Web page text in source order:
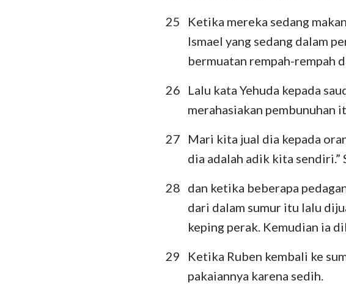
25
Ketika mereka sedang
Ismael yang sedang dalam
bermuatan rempah-rempah
26
Lalu kata Yehuda kepada
merahasiakan pembunuhan
27
Mari kita jual dia kepada
dia adalah adik kita sendiri.”
28 dan ketika beberapa
dari dalam sumur itu lalu
keping perak. Kemudian ia
29
Ketika Ruben kembali ke
pakaiannya karena sedih.